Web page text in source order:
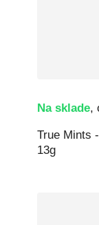
Na sklade,
True Mints
13g